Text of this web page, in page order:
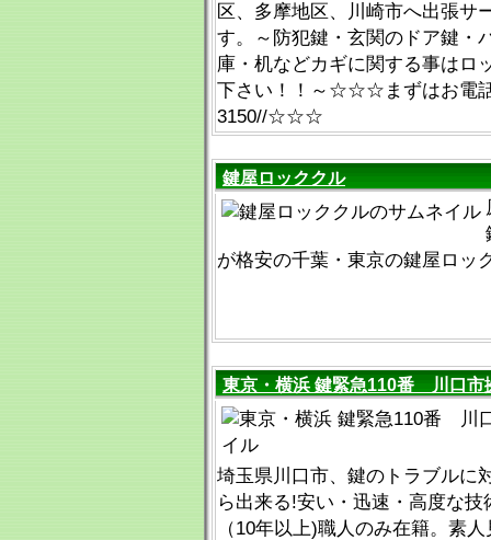
区、多摩地区、川崎市へ出張サ
す。～防犯鍵・玄関のドア鍵・
庫・机などカギに関する事はロ
下さい！！～☆☆☆まずはお電
3150//☆☆☆
鍵屋ロッククル
が格安の千葉・東京の鍵屋ロッ
東京・横浜 鍵緊急110番 川口市
埼玉県川口市、鍵のトラブルに
ら出来る!安い・迅速・高度な
（10年以上)職人のみ在籍。素